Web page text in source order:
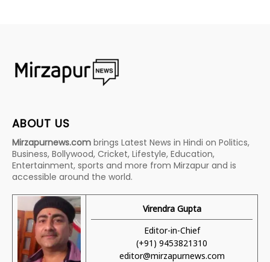
ABOUT US
Mirzapurnews.com brings Latest News in Hindi on Politics,
Business, Bollywood, Cricket, Lifestyle, Education,
Entertainment, sports and more from Mirzapur and is
accessible around the world.
Virendra Gupta
Editor-in-Chief
(+91) 9453821310
editor@mirzapurnews.com